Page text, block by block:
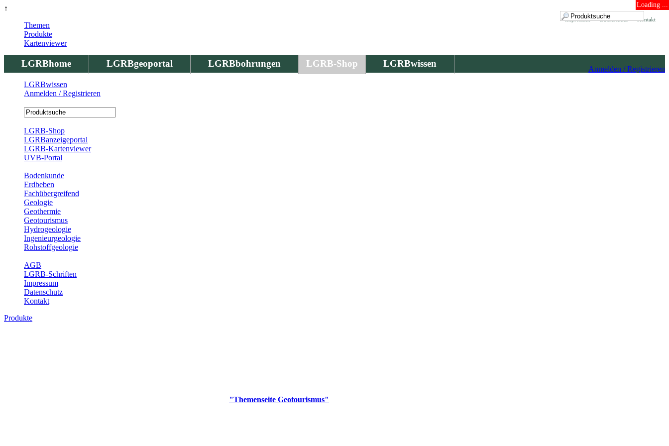
↑ Loading ...
Kontakt
Datenschutz
Impressum
LGRBhome LGRBgeoportal LGRBbohrungen LGRB-Shop LGRBwissen
Anmelden / Registrieren
Themen
Produkte
Kartenviewer
LGRBwissen
Anmelden / Registrieren
LGRB-Shop
LGRBanzeigeportal
LGRB-Kartenviewer
UVB-Portal
Bodenkunde
Erdbeben
Fachübergreifend
Geologie
Geothermie
Geotourismus
Hydrogeologie
Ingenieurgeologie
Rohstoffgeologie
AGB
LGRB-Schriften
Impressum
Datenschutz
Kontakt
Produkte
"Themenseite Geotourismus"